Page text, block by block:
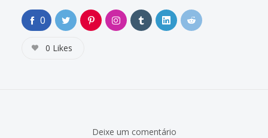
0
0 Likes
Deixe um comentário